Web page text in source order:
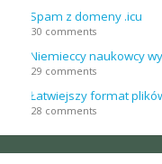
Spam z domeny .icu
30 comments
Niemieccy naukowcy
29 comments
Łatwiejszy format
28 comments